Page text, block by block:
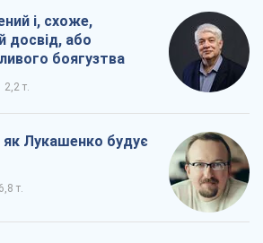
і, схоже,
досвід, або
боягузтва
2,2 т.
як Лукашенко будує
т.